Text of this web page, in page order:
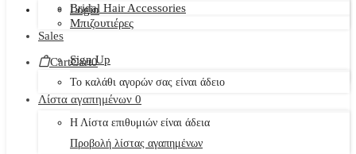
Login
Sign Up
Bridal Hair Accessories
Μπιζουτιέρες
Sales
CartCart0
Το καλάθι αγορών σας είναι άδειο
Λίστα αγαπημένων 0
Η Λίστα επιθυμιών είναι άδεια
Προβολή λίστας αγαπημένων